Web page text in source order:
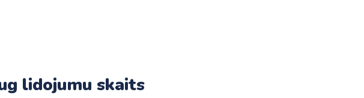
lidojumu skaits